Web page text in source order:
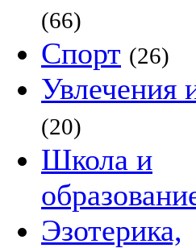
(66)
Спорт (26)
Увлечения
(20)
Школа и
Эзотерика,